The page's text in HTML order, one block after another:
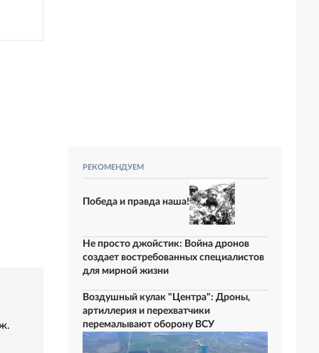
РЕКОМЕНДУЕМ
Победа и правда наша!
Не просто джойстик: Война дронов
создает востребованных специалистов
для мирной жизни
Воздушный кулак "Центра": Дроны,
артиллерия и перехватчики
перемалывают оборону ВСУ